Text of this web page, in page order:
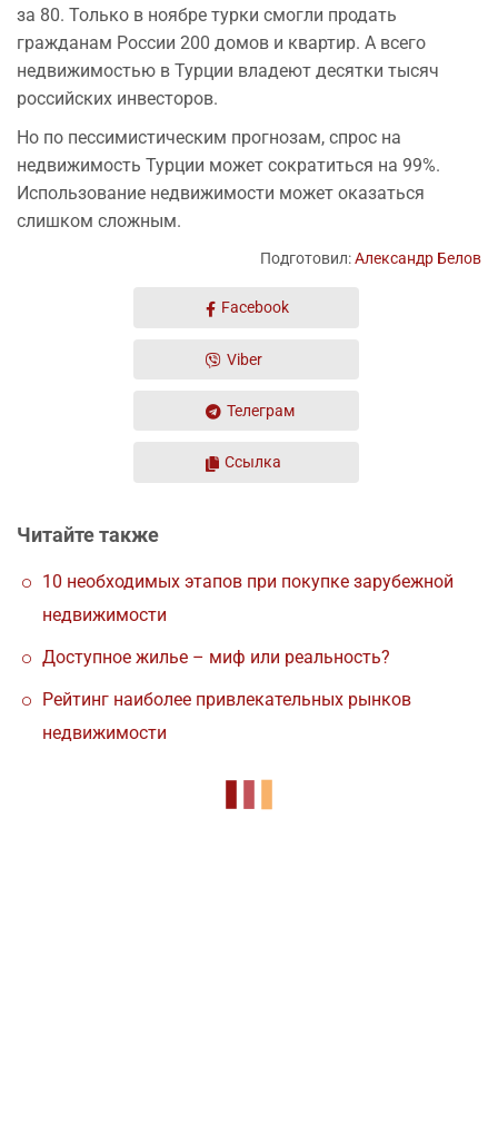
за 80. Только в ноябре турки смогли продать
гражданам России 200 домов и квартир. А всего
недвижимостью в Турции владеют десятки тысяч
российских инвесторов.
Но по пессимистическим прогнозам, спрос на
недвижимость Турции может сократиться на 99%.
Использование недвижимости может оказаться
слишком сложным.
Подготовил:Александр Белов
Facebook
Viber
Телеграм
Ссылка
Читайте также
10 необходимых этапов при покупке зарубежной
недвижимости
Доступное жилье – миф или реальность?
Рейтинг наиболее привлекательных рынков
недвижимости